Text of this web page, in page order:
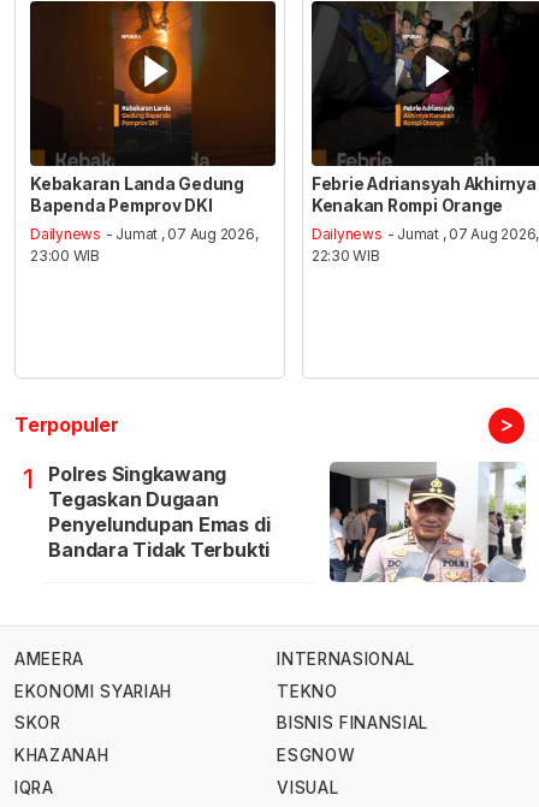
Kebakaran Landa Gedung
Bapenda Pemprov DKI
Dailynews - Jumat , 07 Aug 2026,
23:00 WIB
Febrie Adriansyah Akhirnya
Kenakan Rompi Orange
Dailynews - Jumat , 07 Aug 2026,
22:30 WIB
Terpopuler >
1
Polres Singkawang
Tegaskan Dugaan
Penyelundupan Emas di
Bandara Tidak Terbukti
AMEERA
EKONOMI SYARIAH
SKOR
KHAZANAH
IQRA
INTERNASIONAL
TEKNO
BISNIS FINANSIAL
ESGNOW
VISUAL